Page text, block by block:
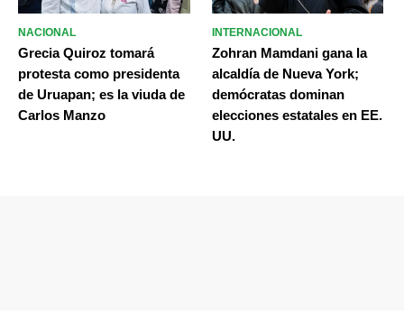
NACIONAL
Grecia Quiroz tomará
protesta como presidenta
de Uruapan; es la viuda de
Carlos Manzo
INTERNACIONAL
Zohran Mamdani gana la
alcaldía de Nueva York;
demócratas dominan
elecciones estatales en EE.
UU.